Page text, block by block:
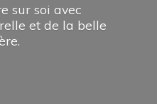
sur soi avec
et de la belle